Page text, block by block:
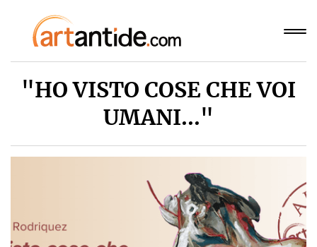
"HO VISTO COSE CHE VOI
UMANI..."